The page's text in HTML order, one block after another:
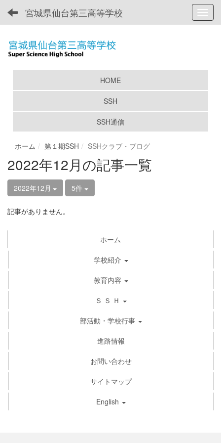
宮城県仙台第三高等学校
HOME
SSH
SSH通信
ホーム 第１期SSH SSHクラブ・ブログ
2022年12月の記事一覧
2022年12月 5件
記事がありません。
ホーム
学校紹介
教育内容
Ｓ Ｓ Ｈ
部活動・学校行事
進路情報
お問い合わせ
サイトマップ
English